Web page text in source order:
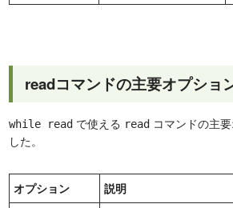
readコマンドの主要オプショ
while read で使える read コマンドの主
した。
オプション 説明